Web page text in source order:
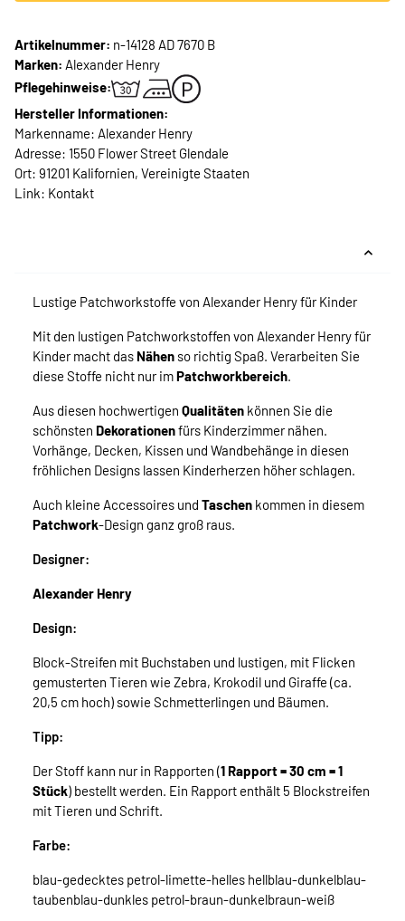
Artikelnummer: n-14128 AD 7670 B
Marken: Alexander Henry
Pflegehinweise:
Hersteller Informationen:
Markenname: Alexander Henry
Adresse: 1550 Flower Street Glendale
Ort: 91201 Kalifornien, Vereinigte Staaten
Link: Kontakt
Lustige Patchworkstoffe von Alexander Henry für Kinder
Mit den lustigen Patchworkstoffen von Alexander Henry für
Kinder macht das Nähen so richtig Spaß. Verarbeiten Sie
diese Stoffe nicht nur imPatchworkbereich.
Aus diesen hochwertigen Qualitäten können Sie die
schönsten Dekorationenfürs Kinderzimmer nähen.
Vorhänge, Decken, Kissen und Wandbehänge in diesen
fröhlichen Designs lassen Kinderherzen höher schlagen.
Auch kleine Accessoires und Taschen kommen in diesem
Patchwork-Design ganz groß raus.
Designer:
Alexander Henry
Design:
Block-Streifen mit Buchstaben und lustigen, mit Flicken
gemusterten Tieren wie Zebra, Krokodil und Giraffe (ca.
20,5 cm hoch) sowie Schmetterlingen und Bäumen.
Tipp:
Der Stoff kann nur in Rapporten (1 Rapport = 30 cm = 1
Stück) bestellt werden. Ein Rapport enthält 5 Blockstreifen
mit Tieren und Schrift.
Farbe:
blau-gedecktes petrol-limette-helles hellblau-dunkelblau-
taubenblau-dunkles petrol-braun-dunkelbraun-weiß